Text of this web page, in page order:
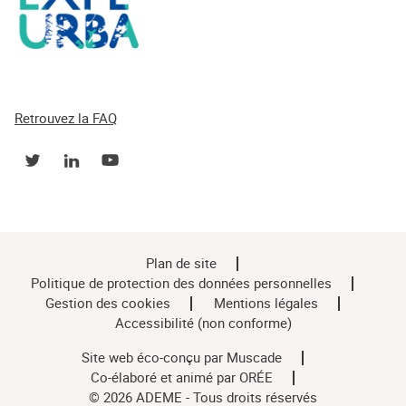
Retrouvez la FAQ
Plan de site
Politique de protection des données personnelles
Gestion des cookies
Mentions légales
Accessibilité (non conforme)
Site web éco-conçu par Muscade
Co-élaboré et animé par ORÉE
© 2026 ADEME - Tous droits réservés